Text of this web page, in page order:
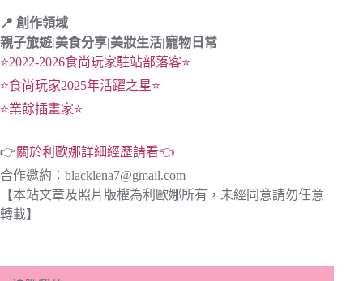
📍 創作領域
親子旅遊|美食分享|美妝生活|寵物日常
⭐2022-2026食尚玩家駐站部落客⭐
⭐食尚玩家2025年活躍之星⭐
⭐業餘插畫家⭐
👉關於利歐娜詳細經歷請看👈
合作邀約： blacklena7@gmail.com
【本站文章及照片版權為利歐娜所有，未經同意請勿任意
轉載】